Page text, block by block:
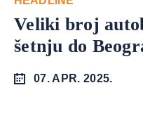
Veliki broj
šetnju do
07. APR. 2025.